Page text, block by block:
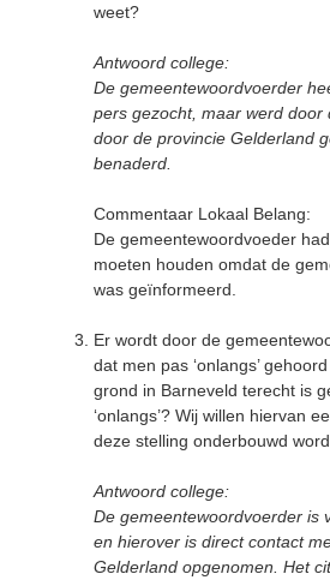
weet?
Antwoord college:
De gemeentewoordvoerder
pers gezocht, maar werd door
door de provincie Gelderland
benaderd.
Commentaar Lokaal Belang:
De gemeentewoordvoeder
moeten houden omdat de
was geïnformeerd.
Er wordt door de
dat men pas ‘onlangs’
grond in Barneveld terecht is
‘onlangs’? Wij willen hiervan
deze stelling onderbouwd
Antwoord college:
De gemeentewoordvoerder is
en hierover is direct contact
Gelderland opgenomen. Het